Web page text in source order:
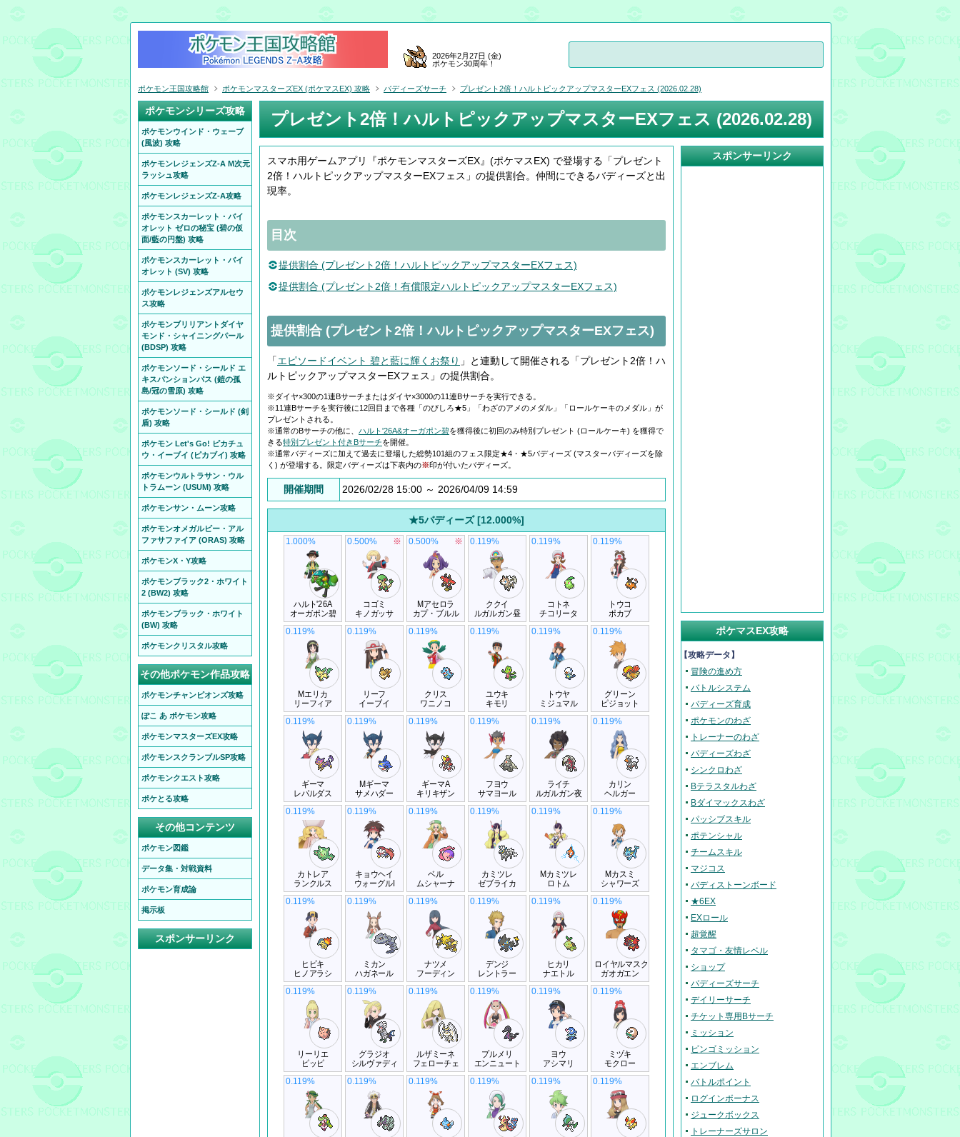
プレゼント2倍！ハルトピックアップマスターEXフェス (2026.02.28)
スマホ用ゲームアプリ『ポケモンマスターズEX』(ポケマスEX) で登場する「プレゼント
2倍！ハルトピックアップマスターEXフェス」の提供割合。仲間にできるバディーズと出
現率。
目次
提供割合 (プレゼント2倍！ハルトピックアップマスターEXフェス)
提供割合 (プレゼント2倍！有償限定ハルトピックアップマスターEXフェス)
提供割合 (プレゼント2倍！ハルトピックアップマスターEXフェス)
「エピソードイベント 碧と藍に輝くお祭り 」と連動して開催される「プレゼント2倍！ハ
ルトピックアップマスターEXフェス」の提供割合。
※ダイヤ×300の1連Bサーチまたはダイヤ×3000の11連Bサーチを実行できる。
※11連Bサーチを実行後に12回目まで各種「のびしろ★5」「わざのアメのメダル」「ロールケーキのメダル」が
プレゼントされる。
※通常のBサーチの他に、 ハルト'26A&オーガポン碧を獲得後に初回のみ特別プレゼント (ロールケーキ) を獲得で
きる特別プレゼント付きBサーチを開催。
※通常バディーズに加えて過去に登場した総勢101組のフェス限定★4・★5バディーズ (マスターバディーズを除
く) が登場する。限定バディーズは下表内の※印が付いたバディーズ。
開催期間 2026/02/28 15:00 ～ 2026/04/09 14:59
★5バディーズ [12.000%]
ハルト'26A
オーガポン碧
1.000%
コゴミ
キノガッサ
0.500% ※
Mアセロラ
カプ・ブルル
0.500% ※
ククイ
ルガルガン昼
0.119%
コトネ
チコリータ
0.119%
トウコ
ポカブ
0.119%
Mエリカ
リーフィア
0.119%
リーフ
イーブイ
0.119%
クリス
ワニノコ
0.119%
ユウキ
キモリ
0.119%
トウヤ
ミジュマル
0.119%
グリーン
ピジョット
0.119%
ギーマ
レパルダス
0.119%
Mギーマ
サメハダー
0.119%
ギーマA
キリキザン
0.119%
フヨウ
サマヨール
0.119%
ライチ
ルガルガン夜
0.119%
カリン
ヘルガー
0.119%
カトレア
ランクルス
0.119%
キョウヘイ
ウォーグルI
0.119%
ベル
ムシャーナ
0.119%
カミツレ
ゼブライカ
0.119%
Mカミツレ
ロトム
0.119%
Mカスミ
シャワーズ
0.119%
ヒビキ
ヒノアラシ
0.119%
ミカン
ハガネール
0.119%
ナツメ
フーディン
0.119%
デンジ
レントラー
0.119%
ヒカリ
ナエトル
0.119%
ロイヤルマスク
ガオガエン
0.119%
リーリエ
ピッピ
0.119%
グラジオ
シルヴァディ
0.119%
ルザミーネ
フェローチェ
0.119%
プルメリ
エンニュート
0.119%
ヨウ
アシマリ
0.119%
ミヅキ
モクロー
0.119%
0.119% 0.119% 0.119% 0.119% 0.119% 0.119%
スポンサーリンク
ポケマスEX攻略
【攻略データ】
冒険の進め方
バトルシステム
バディーズ育成
ポケモンのわざ
トレーナーのわざ
バディーズわざ
シンクロわざ
Bテラスタルわざ
Bダイマックスわざ
パッシブスキル
ポテンシャル
チームスキル
マジコス
バディストーンボード
★6EX
EXロール
超覚醒
タマゴ・友情レベル
ショップ
バディーズサーチ
デイリーサーチ
チケット専用Bサーチ
ミッション
ビンゴミッション
エンブレム
バトルポイント
ログインボーナス
ジュークボックス
トレーナーズサロン
2026年2月27日 (金)
ポケモン30周年！
ポケモン王国攻略館 ポケモンマスターズEX (ポケマスEX) 攻略 バディーズサーチ プレゼント2倍！ハルトピックアップマスターEXフェス (2026.02.28)
ポケモンシリーズ攻略
ポケモンウインド・ウェーブ
(風波) 攻略
ポケモンレジェンズZ-A M次元
ラッシュ攻略
ポケモンレジェンズZ-A攻略
ポケモンスカーレット・バイ
オレット ゼロの秘宝 (碧の仮
面/藍の円盤) 攻略
ポケモンスカーレット・バイ
オレット (SV) 攻略
ポケモンレジェンズアルセウ
ス攻略
ポケモンブリリアントダイヤ
モンド・シャイニングパール
(BDSP) 攻略
ポケモンソード・シールド エ
キスパンションパス (鎧の孤
島/冠の雪原) 攻略
ポケモンソード・シールド (剣
盾) 攻略
ポケモン Let's Go! ピカチュ
ウ・イーブイ (ピカブイ) 攻略
ポケモンウルトラサン・ウル
トラムーン (USUM) 攻略
ポケモンサン・ムーン攻略
ポケモンオメガルビー・アル
ファサファイア (ORAS) 攻略
ポケモンX・Y攻略
ポケモンブラック2・ホワイト
2 (BW2) 攻略
ポケモンブラック・ホワイト
(BW) 攻略
ポケモンクリスタル攻略
その他ポケモン作品攻略
ポケモンチャンピオンズ攻略
ぽこ あ ポケモン攻略
ポケモンマスターズEX攻略
ポケモンスクランブルSP攻略
ポケモンクエスト攻略
ポケとる攻略
その他コンテンツ
ポケモン図鑑
データ集・対戦資料
ポケモン育成論
掲示板
スポンサーリンク